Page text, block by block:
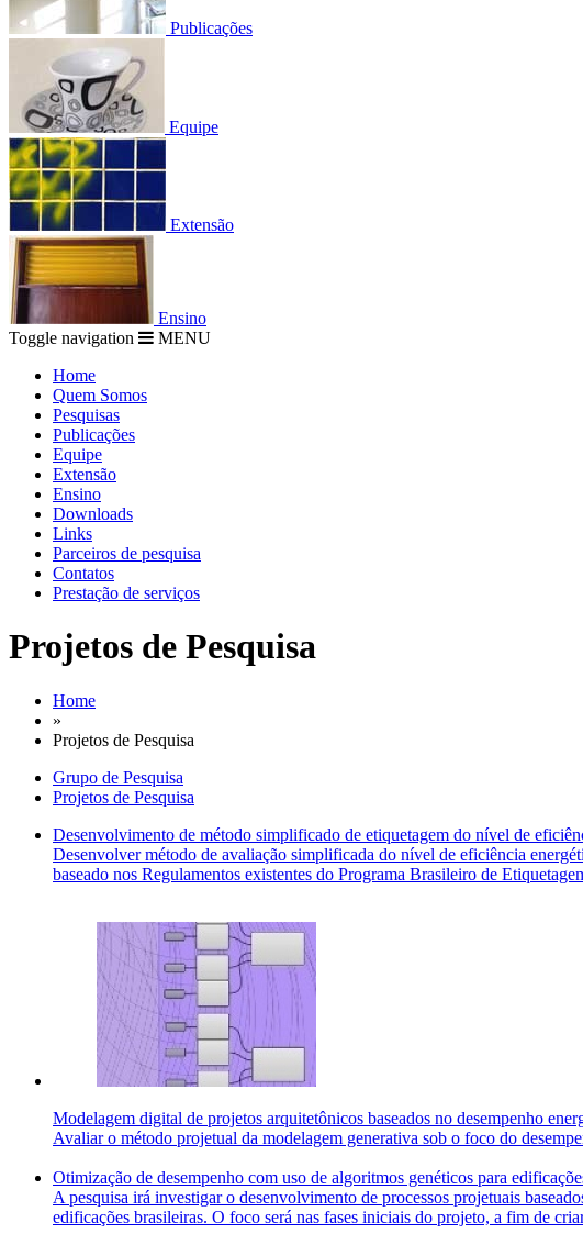
Publicações
Equipe
Extensão
Ensino
Toggle navigation
MENU
Home
Quem Somos
Pesquisas
Publicações
Equipe
Extensão
Ensino
Downloads
Links
Parceiros de pesquisa
Contatos
Prestação de serviços
Projetos de Pesquisa
Home
»
Projetos de Pesquisa
Grupo de Pesquisa
Projetos de Pesquisa
Desenvolvimento de método simplificado de etiquetagem do nível de
Desenvolver método de avaliação simplificada do nível de eficiência
baseado nos Regulamentos existentes do Programa Brasileiro de
Modelagem digital de projetos arquitetônicos baseados no desempenho
Avaliar o método projetual da modelagem generativa sob o foco do
Otimização de desempenho com uso de algoritmos genéticos para
A pesquisa irá investigar o desenvolvimento de processos projetuais
edificações brasileiras. O foco será nas fases iniciais do projeto, a fim de